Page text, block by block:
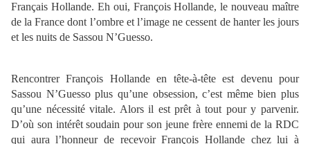
Français Hollande. Eh oui, François Hollande, le nouveau maître
de la France dont l’ombre et l’image ne cessent de hanter les jours
et les nuits de Sassou N’Guesso.
Rencontrer François Hollande en tête-à-tête est devenu pour
Sassou N’Guesso plus qu’une obsession, c’est même bien plus
qu’une nécessité vitale. Alors il est prêt à tout pour y parvenir.
D’où son intérêt soudain pour son jeune frère ennemi de la RDC
qui aura l’honneur de recevoir François Hollande chez lui à